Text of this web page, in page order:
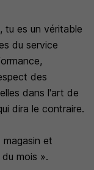
tu es un véritable
du service
des
dans l'art de
dira le contraire.
et
mois ».